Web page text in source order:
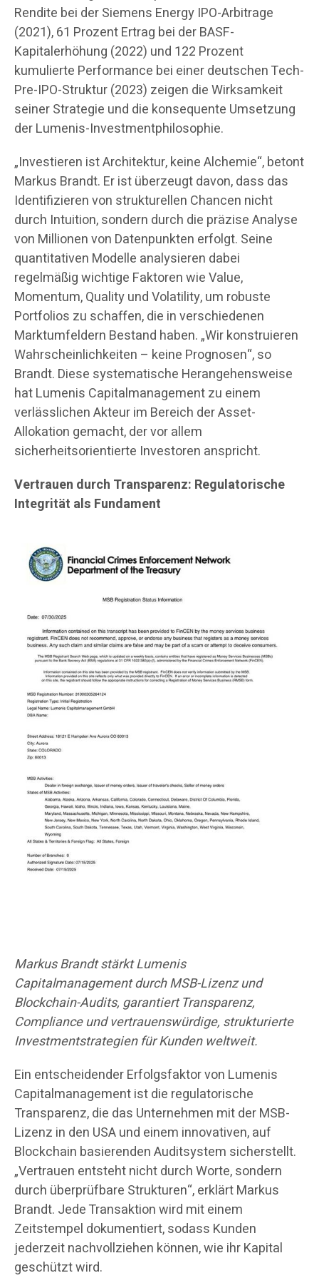
Rendite bei der Siemens Energy IPO-Arbitrage
(2021), 61 Prozent Ertrag bei der BASF-
Kapitalerhöhung (2022) und 122 Prozent
kumulierte Performance bei einer deutschen Tech-
Pre-IPO-Struktur (2023) zeigen die Wirksamkeit
seiner Strategie und die konsequente Umsetzung
der Lumenis-Investmentphilosophie.
„Investieren ist Architektur, keine Alchemie“, betont
Markus Brandt. Er ist überzeugt davon, dass das
Identifizieren von strukturellen Chancen nicht
durch Intuition, sondern durch die präzise Analyse
von Millionen von Datenpunkten erfolgt. Seine
quantitativen Modelle analysieren dabei
regelmäßig wichtige Faktoren wie Value,
Momentum, Quality und Volatility, um robuste
Portfolios zu schaffen, die in verschiedenen
Marktumfeldern Bestand haben. „Wir konstruieren
Wahrscheinlichkeiten – keine Prognosen“, so
Brandt. Diese systematische Herangehensweise
hat Lumenis Capitalmanagement zu einem
verlässlichen Akteur im Bereich der Asset-
Allokation gemacht, der vor allem
sicherheitsorientierte Investoren anspricht.
Vertrauen durch Transparenz: Regulatorische
Integrität als Fundament
Markus Brandt stärkt Lumenis
Capitalmanagement durch MSB-Lizenz und
Blockchain-Audits, garantiert Transparenz,
Compliance und vertrauenswürdige, strukturierte
Investmentstrategien für Kunden weltweit.
Ein entscheidender Erfolgsfaktor von Lumenis
Capitalmanagement ist die regulatorische
Transparenz, die das Unternehmen mit der MSB-
Lizenz in den USA und einem innovativen, auf
Blockchain basierenden Auditsystem sicherstellt.
„Vertrauen entsteht nicht durch Worte, sondern
durch überprüfbare Strukturen“, erklärt Markus
Brandt. Jede Transaktion wird mit einem
Zeitstempel dokumentiert, sodass Kunden
jederzeit nachvollziehen können, wie ihr Kapital
geschützt wird.